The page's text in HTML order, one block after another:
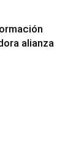
alianza